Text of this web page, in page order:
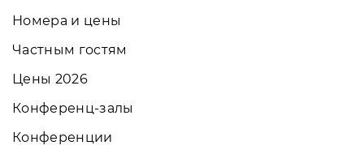
Номера и цены
Частным гостям
Цены 2026
Конференц-залы
Конференции